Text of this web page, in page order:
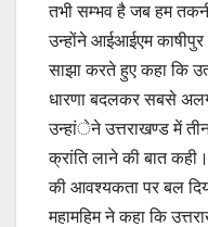
तभी सम्भव है जब हम
उन्होंने आईआईएम
साझा करते हुए कहा कि
धारणा बदलकर सबसे
उन्हांेने उत्तराखण्ड में
क्रांति लाने की बात
की आवश्यकता पर बल
महामहिम ने कहा कि